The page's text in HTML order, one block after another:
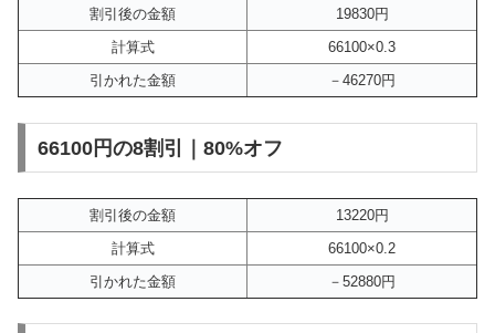
割引後の金額
19830円
計算式
66100×0.3
引かれた金額
－46270円
66100円の8割引｜80%オフ
割引後の金額
13220円
計算式
66100×0.2
引かれた金額
－52880円